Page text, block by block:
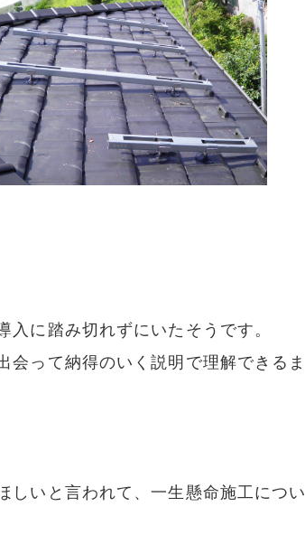
に踏み切れずにいたそうです。
って納得のいく説明で理解できるま
しいと言われて、一生懸命施工につい